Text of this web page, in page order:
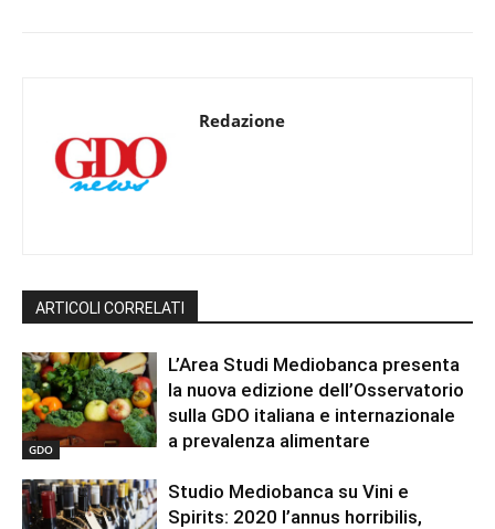
Redazione
ARTICOLI CORRELATI
GDO
L’Area Studi Mediobanca presenta
la nuova edizione dell’Osservatorio
sulla GDO italiana e internazionale
a prevalenza alimentare
Studio Mediobanca su Vini e
Spirits: 2020 l’annus horribilis,